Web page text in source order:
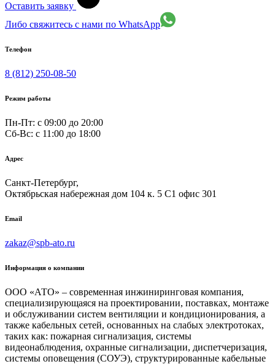
Оставить заявку
Либо свяжитесь с нами по WhatsApp
Телефон
8 (812) 250-08-50
Режим работы
Пн-Пт: с 09:00 до 20:00
Сб-Вс: c 11:00 до 18:00
Адрес
Санкт-Петербург,
Октябрьская набережная дом 104 к. 5 С1 офис 301
Email
zakaz@spb-ato.ru
Информация о компании
ООО «АТО» – современная инжиниринговая компания,
специализирующаяся на проектировании, поставках, монтаже
и обслуживании систем вентиляции и кондиционирования, а
также кабельных сетей, основанных на слабых электротоках,
таких как: пожарная сигнализация, системы
видеонаблюдения, охранные сигнализации, диспетчеризация,
системы оповещения (СОУЭ), структурированные кабельные